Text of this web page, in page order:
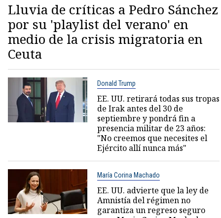
Lluvia de críticas a Pedro Sánchez
por su 'playlist del verano' en
medio de la crisis migratoria en
Ceuta
Donald Trump
EE. UU. retirará todas sus tropas
de Irak antes del 30 de
septiembre y pondrá fin a
presencia militar de 23 años:
"No creemos que necesites el
Ejército allí nunca más"
María Corina Machado
EE. UU. advierte que la ley de
Amnistía del régimen no
garantiza un regreso seguro